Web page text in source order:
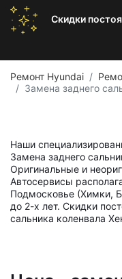
Скидки
Ремонт Hyundai
Замена заднего
Наши
Замена заднего
Оригинальные и
Автосервисы
Подмосковье (Химки,
до 2-х лет. Скидки
сальника коленвала